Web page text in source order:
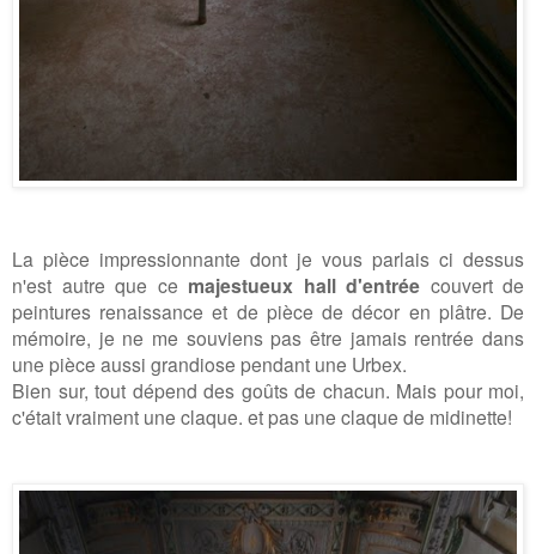
La pièce impressionnante dont je vous parlais ci dessus
n'est autre que ce majestueux hall d'entrée couvert de
peintures renaissance et de pièce de décor en plâtre. De
mémoire, je ne me souviens pas être jamais rentrée dans
une pièce aussi grandiose pendant une Urbex.
Bien sur, tout dépend des goûts de chacun. Mais pour moi,
c'était vraiment une claque. et pas une claque de midinette!